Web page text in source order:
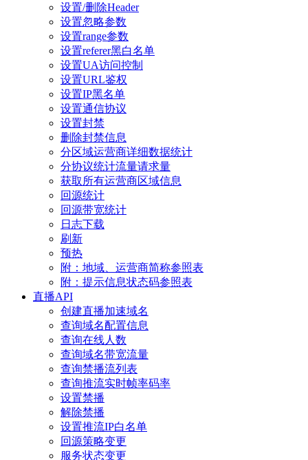
设置/删除Header
设置忽略参数
设置range参数
设置referer黑白名单
设置UA访问控制
设置URL鉴权
设置IP黑名单
设置通信协议
设置封禁
删除封禁信息
分区域运营商详细数据统计
分协议统计流量请求量
获取所有运营商区域信息
回源统计
回源带宽统计
日志下载
刷新
预热
附：地域、运营商简称参照表
附：提示信息状态码参照表
直播API
创建直播加速域名
查询域名配置信息
查询在线人数
查询域名带宽流量
查询禁播流列表
查询推流实时帧率码率
设置禁播
解除禁播
设置推流IP白名单
回源策略变更
服务状态变更